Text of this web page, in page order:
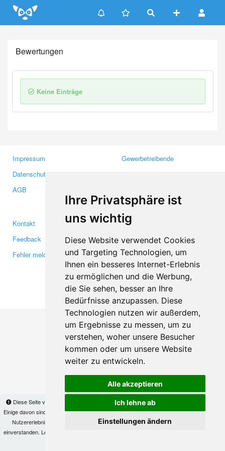
Ihre Privatsphäre ist
uns wichtig
Diese Website verwendet Cookies
und Targeting Technologien, um
Ihnen ein besseres Internet-Erlebnis
zu ermöglichen und die Werbung,
die Sie sehen, besser an Ihre
Bedürfnisse anzupassen. Diese
Technologien nutzen wir außerdem,
um Ergebnisse zu messen, um zu
verstehen, woher unsere Besucher
kommen oder um unsere Website
weiter zu entwickeln.
Alle akzeptieren
Ich lehne ab
Einstellungen ändern
Update cookies preferences
Diese Seite verwendet Cookies, um Informationen auf Ihrem Computer zu speichern.
Einige davon sind notwendig, damit unsere Seite funktioniert, andere helfen uns dabei, das
Nutzererlebnis zu verbessern. Mit der Nutzung dieser Seite erklären Sie sich damit
einverstanden. Lesen Sie unsere
Bewertungen
Keine Einträge
Impressum
Datenschutzerklärung
AGB
Gewerbetreibende
Medien
Kontakt
Feedback
Fehler melden
Facebook
Twitter
YouTube
Google+
Makis© Copyright 2026